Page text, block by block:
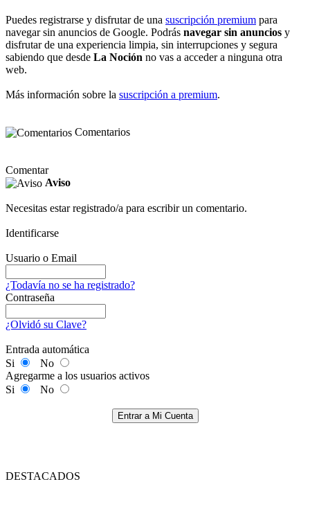
Puedes registrarse y disfrutar de una suscripción premium para
navegar sin anuncios de Google. Podrás navegar sin anuncios y
disfrutar de una experiencia limpia, sin interrupciones y segura
sabiendo que desde La Noción no vas a acceder a ninguna otra
web.
Más información sobre la suscripción a premium.
Comentarios
Comentar
Aviso
Necesitas estar registrado/a para escribir un comentario.
Identificarse
Usuario o Email
¿Todavía no se ha registrado?
Contraseña
¿Olvidó su Clave?
Entrada automática
Si
No
Agregarme a los usuarios activos
Si
No
Entrar a Mi Cuenta
DESTACADOS